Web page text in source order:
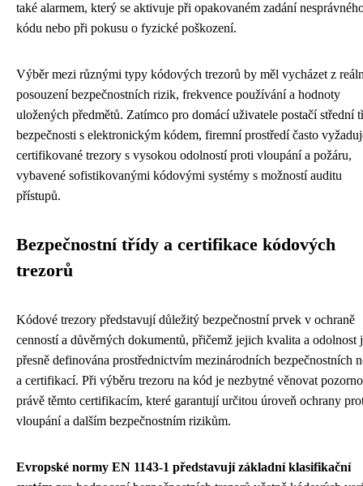
také alarmem, který se aktivuje při opakovaném zadání
kódu nebo při pokusu o fyzické poškození.
Výběr mezi různými typy kódových trezorů by měl vycházet z
posouzení bezpečnostních rizik, frekvence používání a hodnoty
uložených předmětů. Zatímco pro domácí uživatele postačí střední
bezpečnosti s elektronickým kódem, firemní prostředí často
certifikované trezory s vysokou odolností proti vloupání a požáru,
vybavené sofistikovanými kódovými systémy s možností auditu
přístupů.
Bezpečnostní třídy a certifikace kódových
trezorů
Kódové trezory představují důležitý bezpečnostní prvek v ochraně
cenností a důvěrných dokumentů, přičemž jejich kvalita a odolnost
přesně definována prostřednictvím mezinárodních bezpečnostních
a certifikací. Při výběru trezoru na kód je nezbytné věnovat
právě těmto certifikacím, které garantují určitou úroveň ochrany
vloupání a dalším bezpečnostním rizikům.
Evropské normy EN 1143-1 představují základní klasifikační